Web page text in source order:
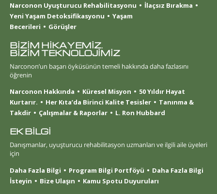
Narconon Uyuşturucu Rehabilitasyonu
İlaçsız Bırakma
Yeni Yaşam Detoksifikasyonu
Yaşam
Becerileri
Görüşler
BİZİM HİKAYEMİZ.
BİZİM TEKNOLOJİMİZ
Narconon’un başarı öyküsünün temeli hakkında daha fazlasını
öğrenin
Narconon Hakkında
Küresel Misyon
50 Yıldır Hayat
Kurtarır.
Her Kıta’da Birinci Kalite Tesisler
Tanınma &
Takdir
Çalışmalar & Raporlar L. Ron Hubbard
EK BİLGİ
Danışmanlar, uyuşturucu rehabilitasyon uzmanları ve ilgili aile üyeleri
için
Daha Fazla Bilgi
Program Bilgi Portföyü
Daha Fazla Bilgi
İsteyin
Bize Ulaşın Kamu Spotu Duyuruları